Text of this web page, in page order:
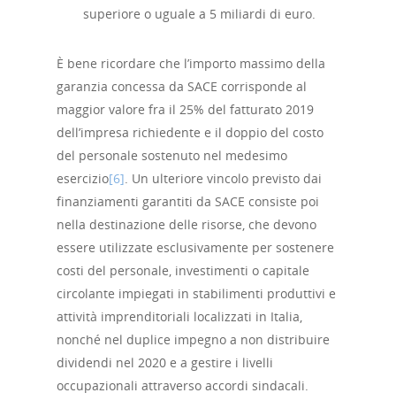
superiore o uguale a 5 miliardi di euro.
È bene ricordare che l’importo massimo della
garanzia concessa da SACE corrisponde al
maggior valore fra il 25% del fatturato 2019
dell’impresa richiedente e il doppio del costo
del personale sostenuto nel medesimo
esercizio[6]. Un ulteriore vincolo previsto dai
finanziamenti garantiti da SACE consiste poi
nella destinazione delle risorse, che devono
essere utilizzate esclusivamente per sostenere
costi del personale, investimenti o capitale
circolante impiegati in stabilimenti produttivi e
attività imprenditoriali localizzati in Italia,
nonché nel duplice impegno a non distribuire
dividendi nel 2020 e a gestire i livelli
occupazionali attraverso accordi sindacali.